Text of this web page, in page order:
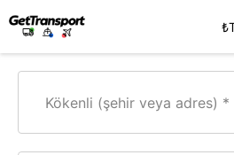
₺
Kökenli (şehir veya adres)